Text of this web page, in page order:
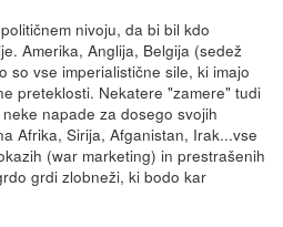
nivoju, da bi bil kdo
Amerika, Anglija, Belgija (sedež
so vse imperialistične sile, ki imajo
preteklosti. Nekatere "zamere" tudi
napade za dosego svojih
Afrika, Sirija, Afganistan, Irak...vse
(war marketing) in prestrašenih
grdi zlobneži, ki bodo kar